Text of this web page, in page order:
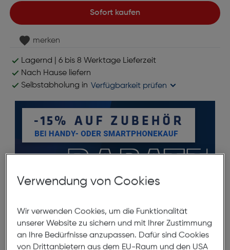
Sofort kaufen
merken
Lagernd | 6 bis 8 Werktage Lieferzeit
Nach Hause liefern
Selbstabholung in Verfügbarkeit prüfen
Felixx Glas Full 3D Apple iPhone 12
mini
Verwendung von Cookies
Wir verwenden Cookies, um die Funktionalität
unserer Website zu sichern und mit Ihrer Zustimmung
an Ihre Bedürfnisse anzupassen. Dafür sind Cookies
von Drittanbietern aus dem EU-Raum und den USA